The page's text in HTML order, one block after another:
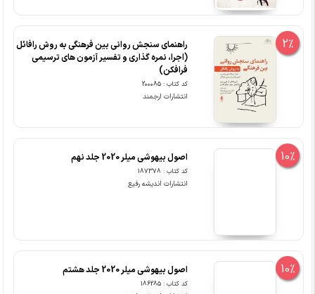
2%
راهنمای سنجش روانی بین فرهنگی به روش رافائل
(اجرا، نمره گذاری و تفسیر آزمون های ترسیمی
فرافکن)
کد کتاب : 200085
انتشارات ارجمند
10% اصول بیهوشی میلر 2020 جلد نهم
کد کتاب : 187378
انتشارات اندیشه رفیع
10% اصول بیهوشی میلر 2020 جلد هشتم
کد کتاب : 186285